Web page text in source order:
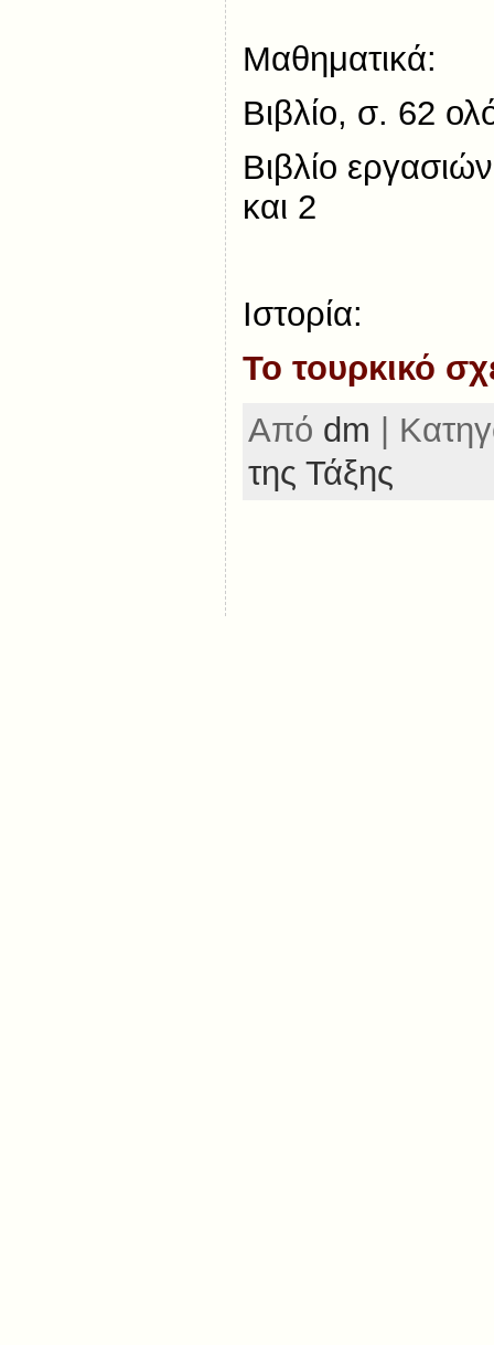
Μαθηματικά:
Βιβλίο, σ. 62
Βιβλίο
και 2
Ιστορία:
Το τουρκικό
Από dm |
της Τάξης